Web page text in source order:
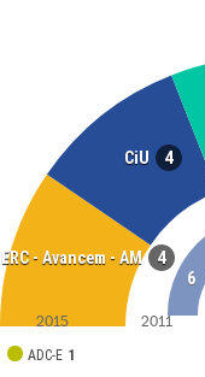
ERC - Avancem - AM 4
CiU 4
ADC-E 1
6
2015 2011